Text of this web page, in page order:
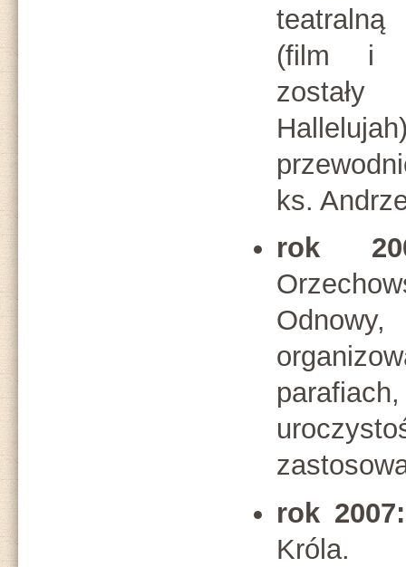
teatralną
(film i
ks.
rok
rok 2007:
Króla.